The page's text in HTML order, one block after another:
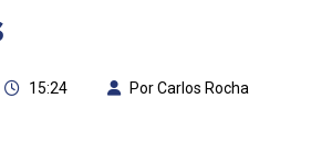
15:24
Por Carlos Rocha